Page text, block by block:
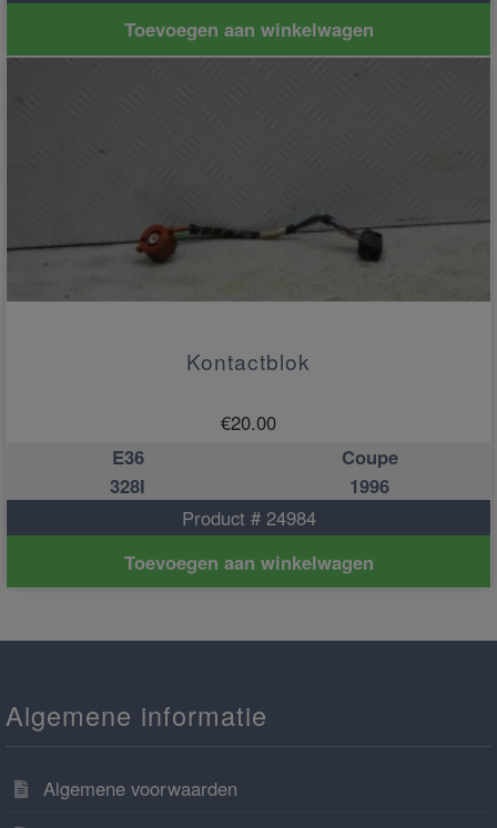
Toevoegen aan winkelwagen
Kontactblok
€20.00
E36
Coupe
328I
1996
Product # 24984
Toevoegen aan winkelwagen
Algemene informatie
Algemene voorwaarden